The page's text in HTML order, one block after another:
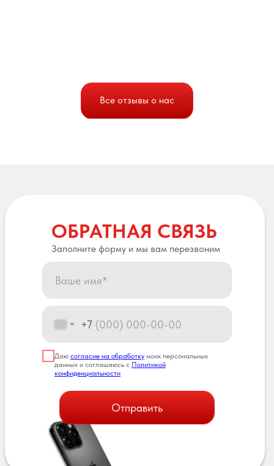
Все отзывы о нас
ОБРАТНАЯ СВЯЗЬ
Заполните форму и мы вам перезвоним
+7
Даю согласие на обработку моих персональных
данных и соглашаюсь с Политикой
конфиденциальности
Отправить